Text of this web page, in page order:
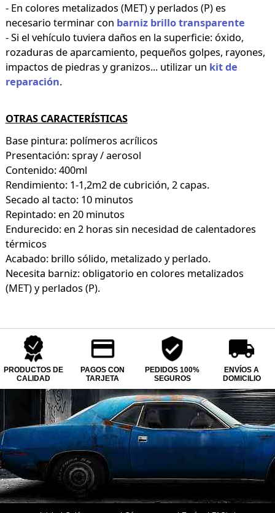
- En colores metalizados (MET) y perlados (P) es
necesario terminar con barniz brillo transparente
- Si el vehículo tuviera daños en la superficie: óxido,
rozaduras de aparcamiento, pequeños golpes, rayones,
impactos de piedras y granizos... utilizar un kit de
reparación.
OTRAS CARACTERÍSTICAS
Base pintura: polímeros acrílicos
Presentación: spray / aerosol
Contenido: 400ml
Rendimiento: 1-1,2m2 de cubrición, 2 capas.
Secado al tacto: 10 minutos
Repintado: en 20 minutos
Endurecido: en 2 horas sin necesidad de calentadores
térmicos
Acabado: brillo sólido, metalizado y perlado.
Necesita barniz: obligatorio en colores metalizados
(MET) y perlados (P).
PRODUCTOS DE
CALIDAD
PAGOS CON
TARJETA
PEDIDOS 100%
SEGUROS
ENVÍOS A
DOMICILIO